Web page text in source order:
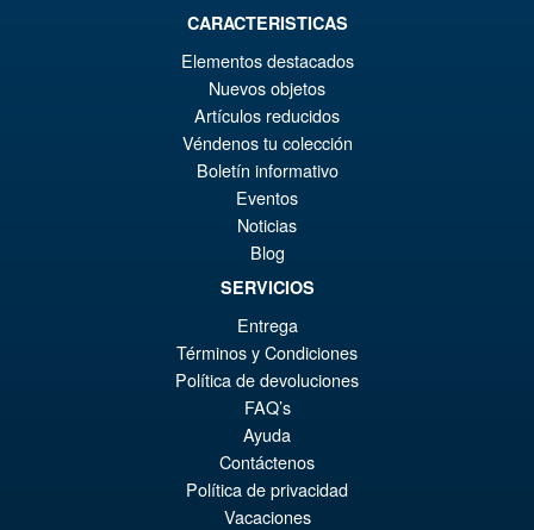
PRE ORDENA
S.H. Figuarts Dragon Ball Z
Bardock the Father of Goku
Action Figure
PRE ORDENA
CARACTERISTICAS
Elementos destacados
Nuevos objetos
Artículos reducidos
Véndenos tu colección
Boletín informativo
Eventos
Noticias
Blog
SERVICIOS
Entrega
Términos y Condiciones
Política de devoluciones
FAQ’s
Ayuda
Contáctenos
Política de privacidad
Vacaciones